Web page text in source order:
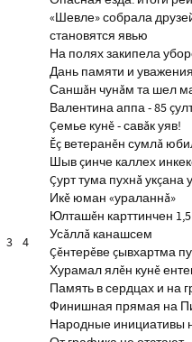
3 4
«Шевле» собрала
становятся явью
На полях закипела
Дань памяти и
Саншăн чунăм та шел
Валентина аппа - 85
Çемье кунĕ - савăк уяв!
Ĕç ветеранĕн сумлă
Шыв çинче каллех
Çурт тума пухнă укçана
Икĕ юман «ураланнă»
Юлташĕн карттинчен
Усăллă канашсем
Çĕнтерĕве çывхартма
Хурамал ялĕн кунĕ
Память в сердцах и на
Финишная прямая на
Народные инициативы